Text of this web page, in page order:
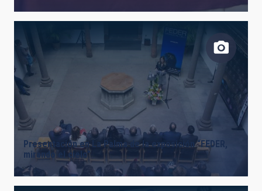
Presentación en La Palma de la exposición “FEDER,
mirando el cielo”